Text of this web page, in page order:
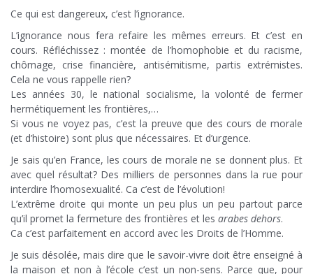
Ce qui est dangereux, c’est l’ignorance.
L’ignorance nous fera refaire les mêmes erreurs. Et c’est en
cours. Réfléchissez : montée de l’homophobie et du racisme,
chômage, crise financière, antisémitisme, partis extrémistes.
Cela ne vous rappelle rien?
Les années 30, le national socialisme, la volonté de fermer
hermétiquement les frontières,…
Si vous ne voyez pas, c’est la preuve que des cours de morale
(et d’histoire) sont plus que nécessaires. Et d’urgence.
Je sais qu’en France, les cours de morale ne se donnent plus. Et
avec quel résultat? Des milliers de personnes dans la rue pour
interdire l’homosexualité. Ca c’est de l’évolution!
L’extrême droite qui monte un peu plus un peu partout parce
qu’il promet la fermeture des frontières et les arabes dehors.
Ca c’est parfaitement en accord avec les Droits de l’Homme.
Je suis désolée, mais dire que le savoir-vivre doit être enseigné à
la maison et non à l’école c’est un non-sens. Parce que, pour